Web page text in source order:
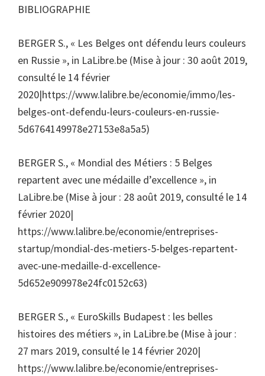
BIBLIOGRAPHIE
BERGER S., « Les Belges ont défendu leurs couleurs
en Russie », in LaLibre.be (Mise à jour : 30 août 2019,
consulté le 14 février
2020|https://www.lalibre.be/economie/immo/les-
belges-ont-defendu-leurs-couleurs-en-russie-
5d6764149978e27153e8a5a5)
BERGER S., « Mondial des Métiers : 5 Belges
repartent avec une médaille d’excellence », in
LaLibre.be (Mise à jour : 28 août 2019, consulté le 14
février 2020|
https://www.lalibre.be/economie/entreprises-
startup/mondial-des-metiers-5-belges-repartent-
avec-une-medaille-d-excellence-
5d652e909978e24fc0152c63)
BERGER S., « EuroSkills Budapest : les belles
histoires des métiers », in LaLibre.be (Mise à jour :
27 mars 2019, consulté le 14 février 2020|
https://www.lalibre.be/economie/entreprises-